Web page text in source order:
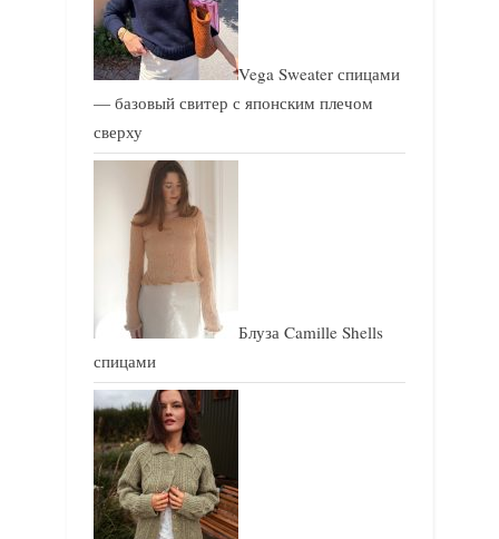
Vega Sweater спицами
— базовый свитер с японским плечом
сверху
Блуза Camille Shells
спицами